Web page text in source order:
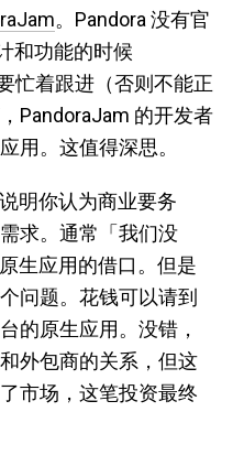
。Pandora 没有官
和功能的时候
忙着跟进（否则不能正
PandoraJam 的开发者
用。这值得深思。
明你认为商业要务
求。通常「我们没
生应用的借口。但是
问题。花钱可以请到
的原生应用。没错，
外包商的关系，但这
市场，这笔投资最终